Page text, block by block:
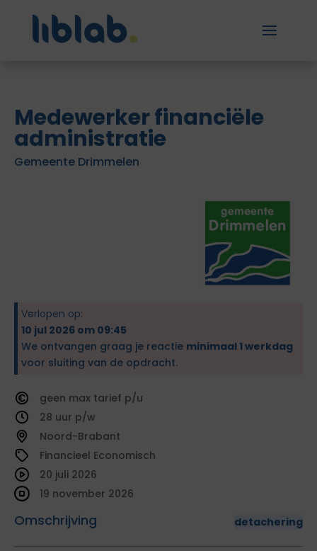
Medewerker financiële
administratie
Gemeente Drimmelen
Verlopen op:
10 jul 2026 om 09:45
We ontvangen graag je reactie minimaal 1 werkdag
voor sluiting van de opdracht.
geen
tarief
28
Noord-Brabant
Financieel Economisch
Omschrijving detachering
20 juli 2026
19 november 2026